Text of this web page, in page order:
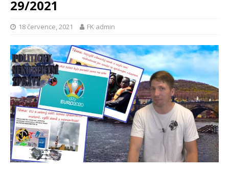
29/2021
18 července, 2021 FK admin